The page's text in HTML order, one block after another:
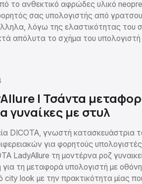
το ανθεκτικό αφρώδες υλικό
σας υπολογιστής από
λόγω της ελαστικότητας του
απόλυτα το σχήμα του
| Τσάντα
γυναίκες με στυλ
DICOTA, γνωστή κατασκευάστρια
για φορητούς
LadyAllure τη μοντέρνα ροζ
για τη μεταφορά υπολογιστή με
city look με την πρακτικότητα μίας